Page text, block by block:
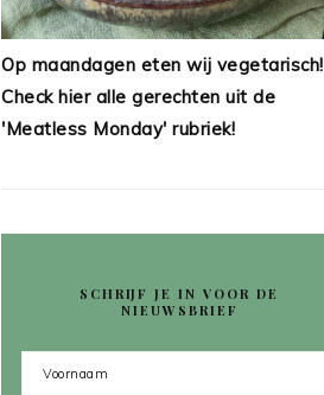
Op maandagen eten wij vegetarisch!
Check hier alle gerechten uit de
'Meatless Monday' rubriek!
SCHRIJF JE IN VOOR DE
NIEUWSBRIEF